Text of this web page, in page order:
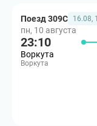
Поезд 309С 16.08,
пн, 10 августа
23:10
Воркута
Воркута